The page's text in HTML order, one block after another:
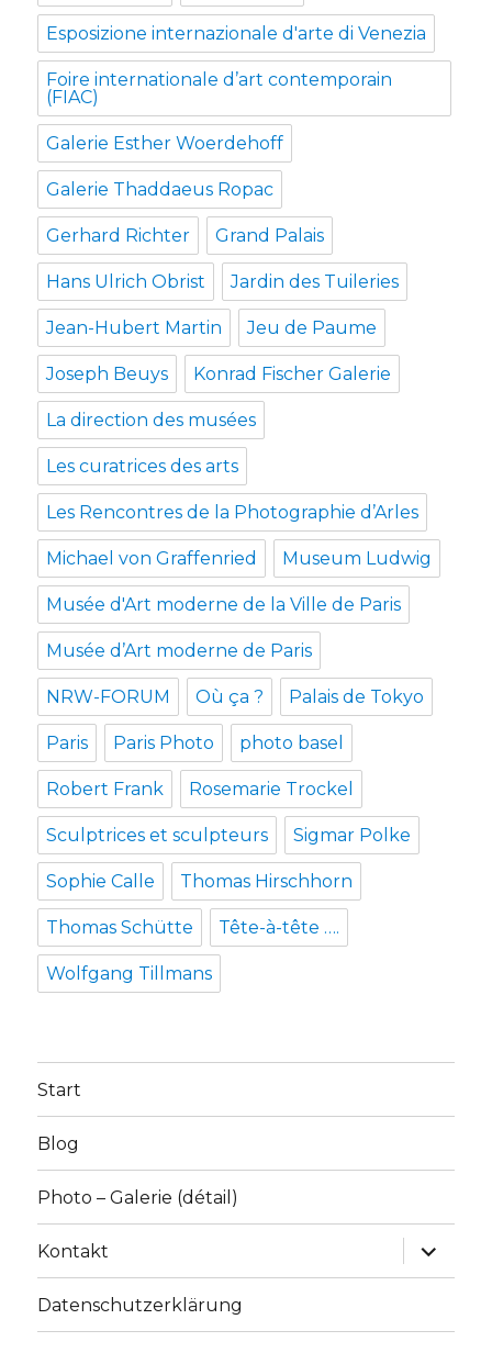
Esposizione internazionale d'arte di Venezia
Foire internationale d’art contemporain
(FIAC)
Galerie Esther Woerdehoff
Galerie Thaddaeus Ropac
Gerhard Richter Grand Palais
Hans Ulrich Obrist Jardin des Tuileries
Jean-Hubert Martin Jeu de Paume
Joseph Beuys Konrad Fischer Galerie
La direction des musées
Les curatrices des arts
Les Rencontres de la Photographie d’Arles
Michael von Graffenried Museum Ludwig
Musée d'Art moderne de la Ville de Paris
Musée d’Art moderne de Paris
NRW-FORUM Où ça ? Palais de Tokyo
Paris Paris Photo photo basel
Robert Frank Rosemarie Trockel
Sculptrices et sculpteurs Sigmar Polke
Sophie Calle Thomas Hirschhorn
Thomas Schütte Tête-à-tête ….
Wolfgang Tillmans
Start
Blog
Photo – Galerie (détail)
Kontakt
Datenschutzerklärung